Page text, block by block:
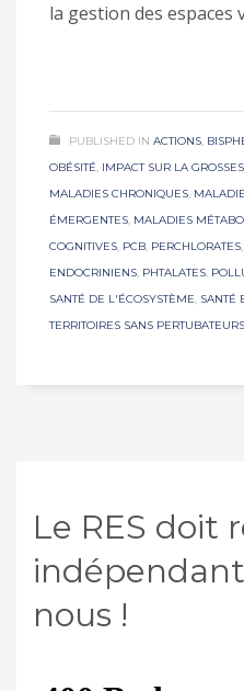
la gestion des espaces
PUBLISHED IN ACTIONS,
OBÉSITÉ, IMPACT SUR LA
MALADIES CHRONIQUES,
ÉMERGENTES, MALADIES
COGNITIVES, PCB, PERCHLORATES,
ENDOCRINIENS, PHTALATES,
SANTÉ DE L'ÉCOSYSTÈME, SANTÉ
TERRITOIRES SANS
Le RES doit
nous !